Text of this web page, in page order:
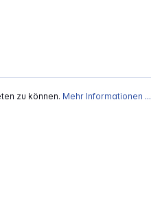
zu können. Mehr Informationen ...